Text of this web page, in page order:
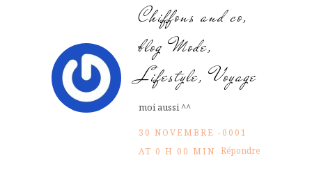
Chiffons and co,
blog Mode,
Lifestyle, Voyage
moi aussi ^^
30 NOVEMBRE -0001
AT 0 H 00 MIN Répondre